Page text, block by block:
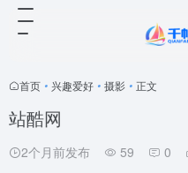
首页 • 兴趣爱好 • 摄影 • 正文
站酷网
2个月前发布 59 0